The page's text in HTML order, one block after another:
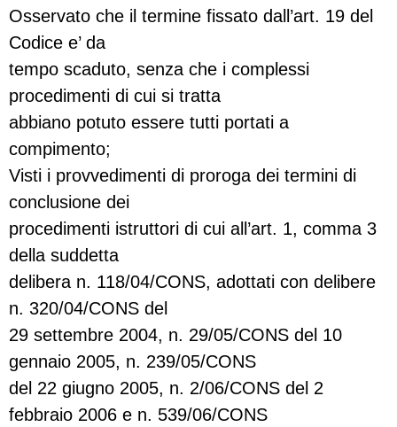
Osservato che il termine fissato dall’art. 19 del
Codice e’ da
tempo scaduto, senza che i complessi
procedimenti di cui si tratta
abbiano potuto essere tutti portati a
compimento;
Visti i provvedimenti di proroga dei termini di
conclusione dei
procedimenti istruttori di cui all’art. 1, comma 3
della suddetta
delibera n. 118/04/CONS, adottati con delibere
n. 320/04/CONS del
29 settembre 2004, n. 29/05/CONS del 10
gennaio 2005, n. 239/05/CONS
del 22 giugno 2005, n. 2/06/CONS del 2
febbraio 2006 e n. 539/06/CONS